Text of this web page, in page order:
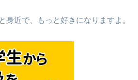
身近で、もっと好きになりますよ。